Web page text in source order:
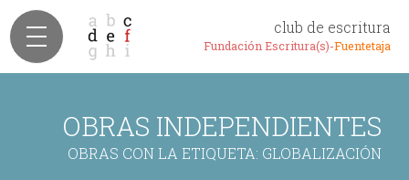
club de escritura
Fundación Escritura(s)-Fuentetaja
OBRAS INDEPENDIENTES
OBRAS CON LA ETIQUETA: GLOBALIZACIÓN